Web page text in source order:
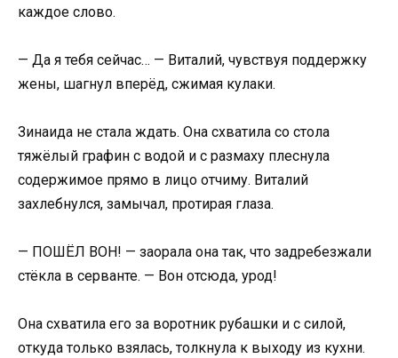
каждое слово.
— Да я тебя сейчас… — Виталий, чувствуя поддержку
жены, шагнул вперёд, сжимая кулаки.
Зинаида не стала ждать. Она схватила со стола
тяжёлый графин с водой и с размаху плеснула
содержимое прямо в лицо отчиму. Виталий
захлебнулся, замычал, протирая глаза.
— ПОШЁЛ ВОН! — заорала она так, что задребезжали
стёкла в серванте. — Вон отсюда, урод!
Она схватила его за воротник рубашки и с силой,
откуда только взялась, толкнула к выходу из кухни.